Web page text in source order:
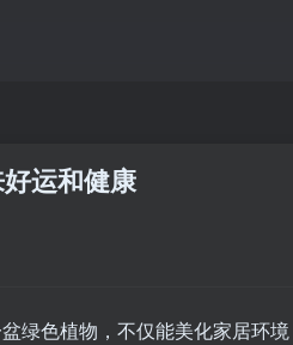
运和健康
绿色植物，不仅能美化家居环